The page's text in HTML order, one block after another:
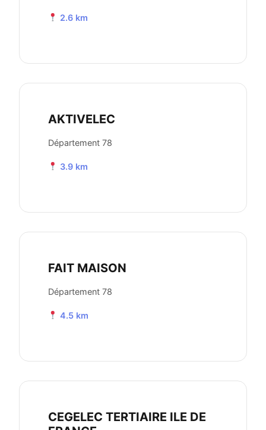
2.6 km
AKTIVELEC
Département 78
3.9 km
FAIT MAISON
Département 78
4.5 km
CEGELEC TERTIAIRE ILE DE